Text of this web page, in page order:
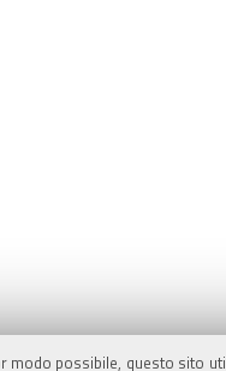
modo possibile, questo sito